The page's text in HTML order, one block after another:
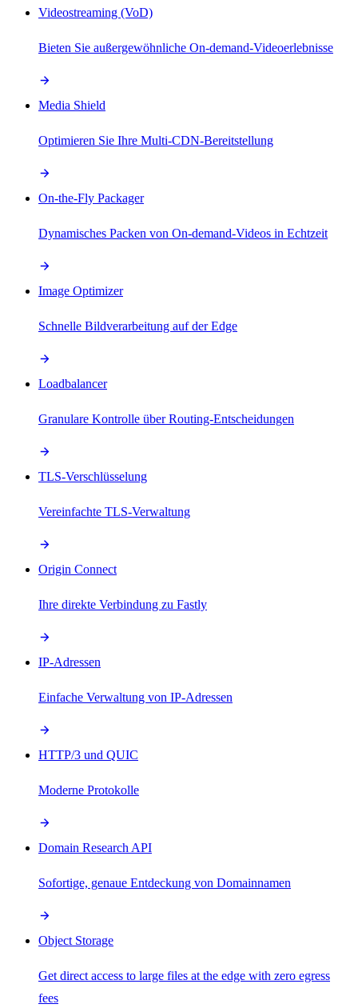
Videostreaming (VoD)
Bieten Sie außergewöhnliche On-demand-Videoerlebnisse
Media Shield
Optimieren Sie Ihre Multi-CDN-Bereitstellung
On-the-Fly Packager
Dynamisches Packen von On-demand-Videos in Echtzeit
Image Optimizer
Schnelle Bildverarbeitung auf der Edge
Loadbalancer
Granulare Kontrolle über Routing-Entscheidungen
TLS-Verschlüsselung
Vereinfachte TLS-Verwaltung
Origin Connect
Ihre direkte Verbindung zu Fastly
IP-Adressen
Einfache Verwaltung von IP-Adressen
HTTP/3 und QUIC
Moderne Protokolle
Domain Research API
Sofortige, genaue Entdeckung von Domainnamen
Object Storage
Get direct access to large files at the edge with zero egress
fees